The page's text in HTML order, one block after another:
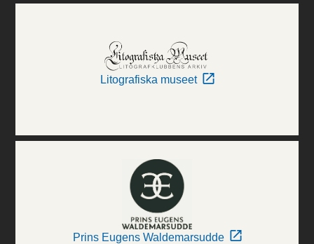
Litografiska museet
Prins Eugens Waldemarsudde